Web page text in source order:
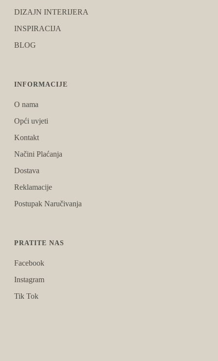
DIZAJN INTERIJERA
INSPIRACIJA
BLOG
INFORMACIJE
O nama
Opći uvjeti
Kontakt
Načini Plaćanja
Dostava
Reklamacije
Postupak Naručivanja
PRATITE NAS
Facebook
Instagram
Tik Tok